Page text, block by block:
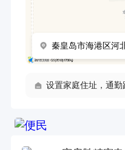
设置家庭住址，通